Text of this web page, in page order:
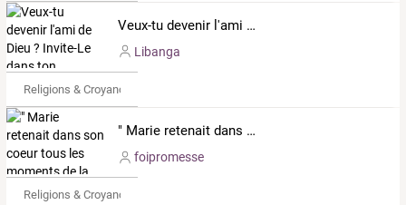
Veux-tu devenir l'ami de Dieu ? Invite-Le dans ton quotidien.
Libanga
Religions & Croyances
" Marie retenait dans son coeur tous les moments de la vie de Jésus et en cherchait le sens. " (Luc 2, 19.51)
foipromesse
Religions & Croyances